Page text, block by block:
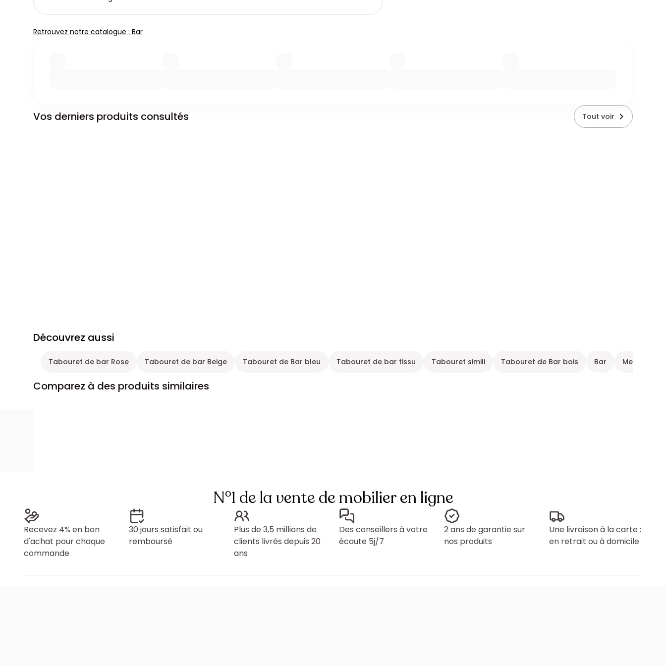
Retrouvez notre catalogue : Bar
Vos derniers produits consultés Tout voir
Découvrez aussi
Tabouret de bar Rose Tabouret de bar Beige Tabouret de Bar bleu Tabouret de bar tissu Tabouret simili Tabouret de Bar bois Bar Meuble
Comparez à des produits similaires
N°1 de la vente de mobilier en ligne
Recevez 4% en bon
d'achat pour chaque
commande
30 jours satisfait ou
remboursé
Plus de 3,5 millions de
clients livrés depuis 20
ans
Des conseillers à votre
écoute 5j/7
2 ans de garantie sur
nos produits
Une livraison à la carte :
en retrait ou à domicile